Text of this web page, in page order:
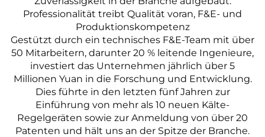
Professionalität treibt Qualität voran, F&E- und
Produktionskompetenz
Gestützt durch ein technisches F&E-Team mit über
50 Mitarbeitern, darunter 20 % leitende Ingenieure,
investiert das Unternehmen jährlich über 5
Millionen Yuan in die Forschung und Entwicklung.
Dies führte in den letzten fünf Jahren zur
Einführung von mehr als 10 neuen Kälte-
Regelgeräten sowie zur Anmeldung von über 20
Patenten und hält uns an der Spitze der Branche.